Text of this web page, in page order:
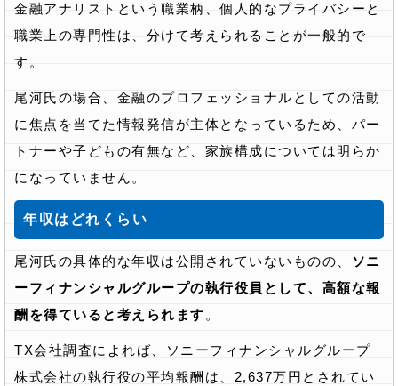
金融アナリストという職業柄、個人的なプライバシーと
職業上の専門性は、分けて考えられることが一般的で
す。
尾河氏の場合、金融のプロフェッショナルとしての活動
に焦点を当てた情報発信が主体となっているため、パー
トナーや子どもの有無など、家族構成については明らか
になっていません。
年収はどれくらい
尾河氏の具体的な年収は公開されていないものの、 ソニ
ーフィナンシャルグループの執行役員として、高額な報
酬を得ていると考えられます 。
TX会社調査によれば、ソニーフィナンシャルグループ
株式会社の執行役の平均報酬は、2,637万円とされてい